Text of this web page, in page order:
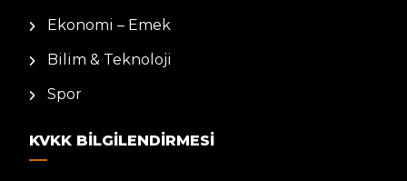
Ekonomi – Emek
Bilim & Teknoloji
Spor
KVKK BILGILENDIRMESI